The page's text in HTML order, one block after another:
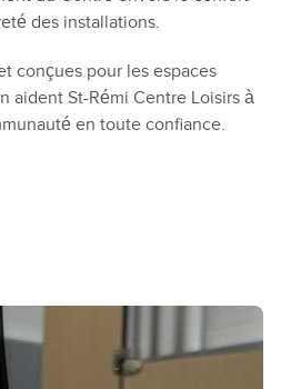
des installations.
conçues pour les espaces
aident St-Rémi Centre Loisirs à
en toute confiance.